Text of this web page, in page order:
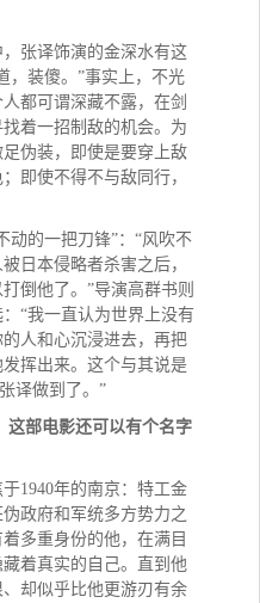
张译饰演的金深水有这
，装傻。”事实上，不光
都可谓深藏不露，在剑
着一招制敌的机会。为
伪装，即使是要穿上敌
即使不得不与敌同行，
动的一把刀锋”：“风吹不
日本侵略者杀害之后，
倒他了。”导演高群书则
“我一直认为世界上没有
人和心沉浸进去，再把
挥出来。这个与其说是
译做到了。”
这部电影还可以有个名字
1940年的南京：特工金
政府和军统多方势力之
多重身份的他，在满目
着真实的自己。直到他
却似乎比他更游刃有余